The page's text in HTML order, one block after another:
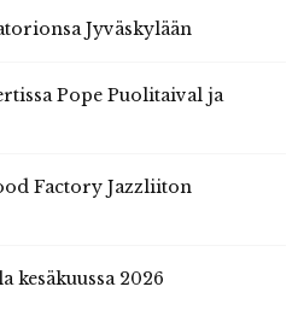
Jyväskylään
Pope Puolitaival ja
Factory Jazzliiton
kesäkuussa 2026